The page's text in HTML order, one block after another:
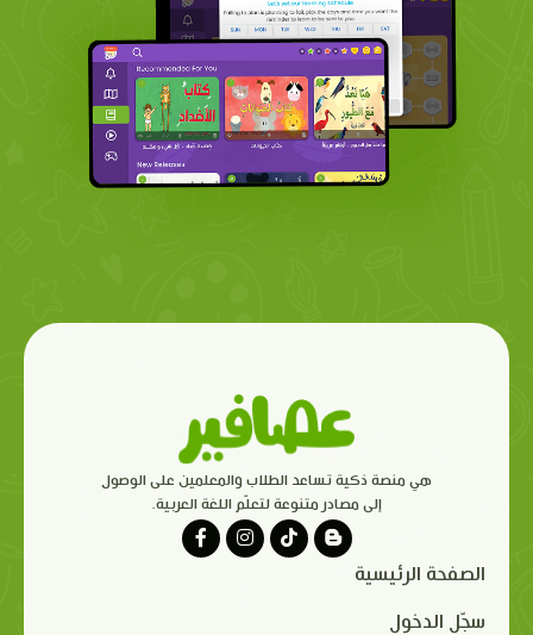
هي منصة ذكية تساعد الطلاب والمعلمين على الوصول
إلى مصادر متنوعة لتعلّم اللغة العربية.
الصفحة الرئيسية
سجّل الدخول